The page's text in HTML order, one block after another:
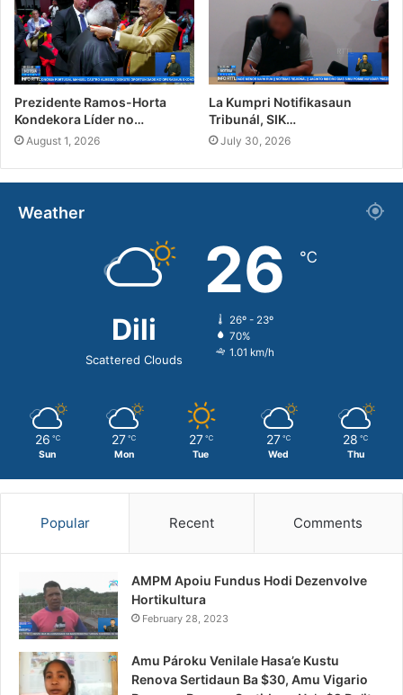
Prezidente Ramos-Horta
Kondekora Líder no…
August 1, 2026
La Kumpri Notifikasaun
Tribunál, SIK…
July 30, 2026
Weather
Dili
Scattered Clouds
26 ℃
26º - 23º
70%
1.01 km/h
26 ℃
Sun
27 ℃
Mon
27 ℃
Tue
27 ℃
Wed
28 ℃
Thu
Popular Recent Comments
AMPM Apoiu Fundus Hodi Dezenvolve
Hortikultura
February 28, 2023
Amu Pároku Venilale Hasa’e Kustu
Renova Sertidaun Ba $30, Amu Vigario